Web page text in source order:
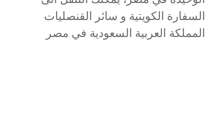
السفارة الكويتية و سائر القنصليات
المملكة العربية السعودية في مصر